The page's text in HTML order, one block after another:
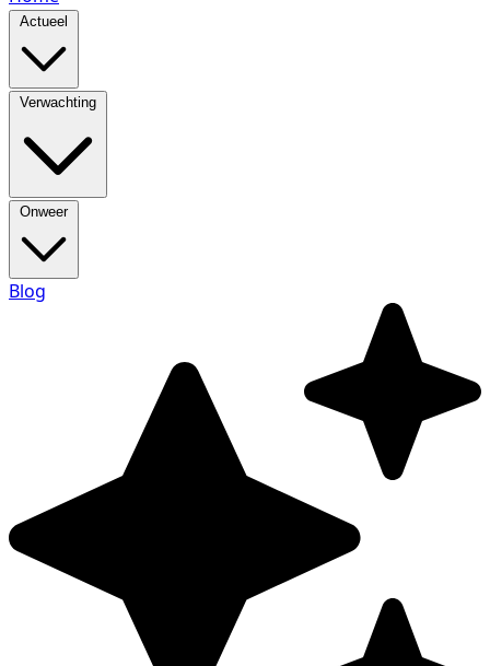
Actueel
Verwachting
Onweer
Blog